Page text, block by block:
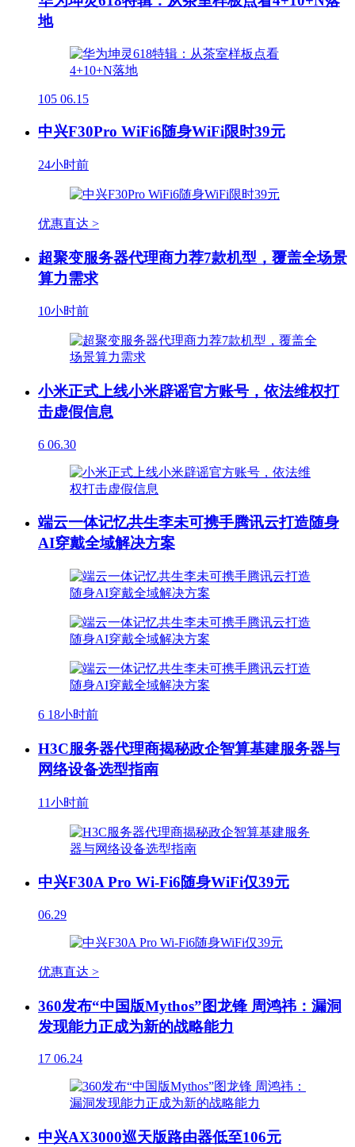
地
105 06.15
中兴F30Pro WiFi6随身WiFi限时39元
24小时前
优惠直达 >
超聚变服务器代理商力荐7款机型，覆盖全场景
算力需求
10小时前
小米正式上线小米辟谣官方账号，依法维权打
击虚假信息
6 06.30
端云一体记忆共生李未可携手腾讯云打造随身
AI穿戴全域解决方案
6 18小时前
H3C服务器代理商揭秘政企智算基建服务器与
网络设备选型指南
11小时前
中兴F30A Pro Wi-Fi6随身WiFi仅39元
06.29
优惠直达 >
360发布“中国版Mythos”图龙锋 周鸿祎：漏洞
发现能力正成为新的战略能力
17 06.24
中兴AX3000巡天版路由器低至106元